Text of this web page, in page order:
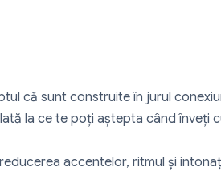
că sunt construite în jurul
la ce te poți aștepta când înveți
accentelor, ritmul și